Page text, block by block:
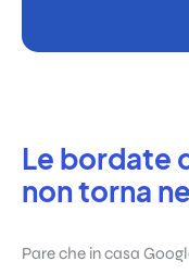
Le bordate
non torna
Pare che in casa